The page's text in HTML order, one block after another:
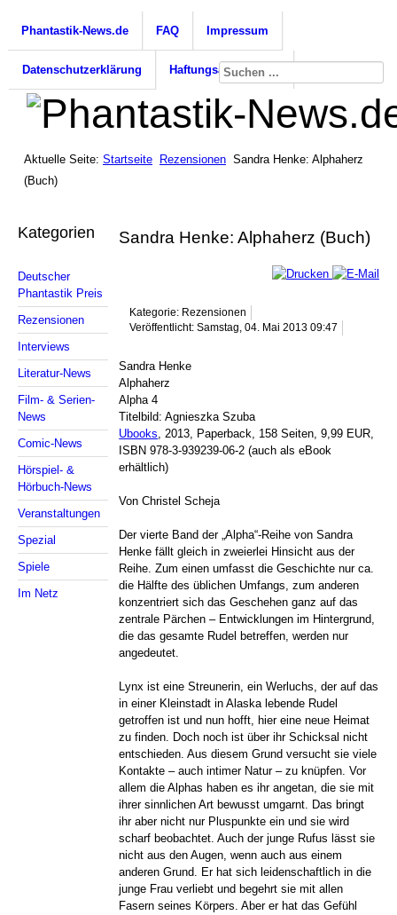
Phantastik-News.de FAQ Impressum
Datenschutzerklärung Haftungsausschluss
Aktuelle Seite: Startseite Rezensionen Sandra Henke: Alphaherz
(Buch)
Kategorien
Deutscher
Phantastik Preis
Rezensionen
Interviews
Literatur-News
Film- & Serien-
News
Comic-News
Hörspiel- &
Hörbuch-News
Veranstaltungen
Spezial
Spiele
Im Netz
Sandra Henke: Alphaherz (Buch)
Kategorie: Rezensionen
Veröffentlicht: Samstag, 04. Mai 2013 09:47
Sandra Henke
Alphaherz
Alpha 4
Titelbild: Agnieszka Szuba
Ubooks , 2013, Paperback, 158 Seiten, 9,99 EUR,
ISBN 978-3-939239-06-2 (auch als eBook
erhältlich)
Von Christel Scheja
Der vierte Band der „Alpha“-Reihe von Sandra
Henke fällt gleich in zweierlei Hinsicht aus der
Reihe. Zum einen umfasst die Geschichte nur ca.
die Hälfte des üblichen Umfangs, zum anderen
konzentriert sich das Geschehen ganz auf das
zentrale Pärchen – Entwicklungen im Hintergrund,
die das gesamte Rudel betreffen, werden nur
angedeutet.
Lynx ist eine Streunerin, ein Werluchs, der auf das
in einer Kleinstadt in Alaska lebende Rudel
getroffen ist und nun hofft, hier eine neue Heimat
zu finden. Doch noch ist über ihr Schicksal nicht
entschieden. Aus diesem Grund versucht sie viele
Kontakte – auch intimer Natur – zu knüpfen. Vor
allem die Alphas haben es ihr angetan, die sie mit
ihrer sinnlichen Art bewusst umgarnt. Das bringt
ihr aber nicht nur Pluspunkte ein und sie wird
scharf beobachtet. Auch der junge Rufus lässt sie
nicht aus den Augen, wenn auch aus einem
anderen Grund. Er hat sich leidenschaftlich in die
junge Frau verliebt und begehrt sie mit allen
Fasern seines Körpers. Aber er hat das Gefühl